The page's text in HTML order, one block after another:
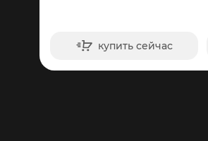
купить сейчас
в корзину